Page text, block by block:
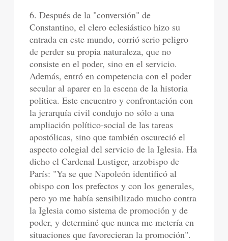
6. Después de la "conversión" de
Constantino, el clero eclesiástico hizo su
entrada en este mundo, corrió serio peligro
de perder su propia naturaleza, que no
consiste en el poder, sino en el servicio.
Además, entró en competencia con el poder
secular al aparer en la escena de la historia
politica. Este encuentro y confrontación con
la jerarquía civil condujo no sólo a una
ampliación político-social de las tareas
apostólicas, sino que también oscureció el
aspecto colegial del servicio de la Iglesia. Ha
dicho el Cardenal Lustiger, arzobispo de
París: "Ya se que Napoleón identificó al
obispo con los prefectos y con los generales,
pero yo me había sensibilizado mucho contra
la Iglesia como sistema de promoción y de
poder, y determiné que nunca me metería en
situaciones que favorecieran la promoción".